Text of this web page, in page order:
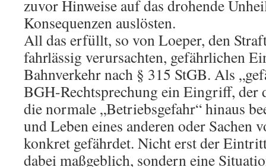
zuvor Hinweise auf das drohende
Konsequenzen auslösten.
All das erfüllt, so von Loeper, den
fahrlässig verursachten, gefährlichen
Bahnverkehr nach § 315 StGB. Als
BGH-Rechtsprechung ein Eingriff, der
die normale „Betriebsgefahr“ hinaus
und Leben eines anderen oder Sachen
konkret gefährdet. Nicht erst der
dabei maßgeblich, sondern eine